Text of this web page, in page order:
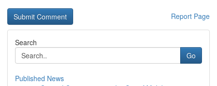
Report Page
Search
Go
Published News